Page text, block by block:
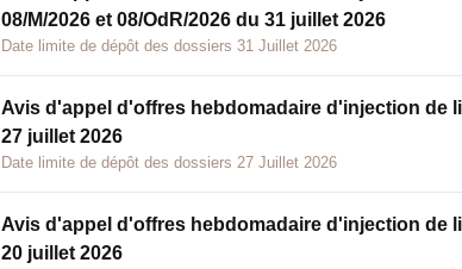
08/M/2026 et 08/OdR/2026 du 31 juillet 2026
Date limite de dépôt des dossiers 31 Juillet 2026
Avis d'appel d'offres hebdomadaire d'injection de
27 juillet 2026
Date limite de dépôt des dossiers 27 Juillet 2026
Avis d'appel d'offres hebdomadaire d'injection de
20 juillet 2026